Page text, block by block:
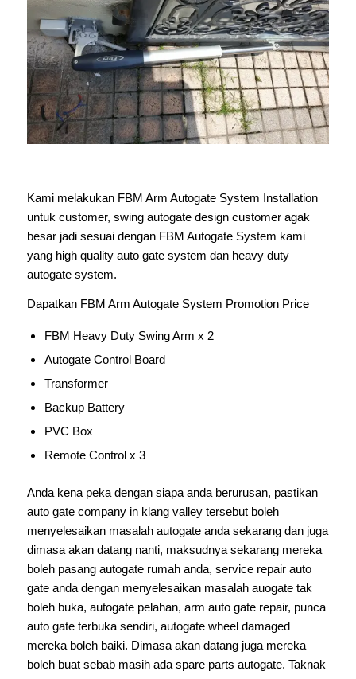
Kami melakukan FBM Arm Autogate System Installation
untuk customer, swing autogate design customer agak
besar jadi sesuai dengan FBM Autogate System kami
yang high quality auto gate system dan heavy duty
autogate system.
Dapatkan FBM Arm Autogate System Promotion Price
FBM Heavy Duty Swing Arm x 2
Autogate Control Board
Transformer
Backup Battery
PVC Box
Remote Control x 3
Anda kena peka dengan siapa anda berurusan, pastikan
auto gate company in klang valley tersebut boleh
menyelesaikan masalah autogate anda sekarang dan juga
dimasa akan datang nanti, maksudnya sekarang mereka
boleh pasang autogate rumah anda, service repair auto
gate anda dengan menyelesaikan masalah auogate tak
boleh buka, autogate pelahan, arm auto gate repair, punca
auto gate terbuka sendiri, autogate wheel damaged
mereka boleh baiki. Dimasa akan datang juga mereka
boleh buat sebab masih ada spare parts autogate. Taknak